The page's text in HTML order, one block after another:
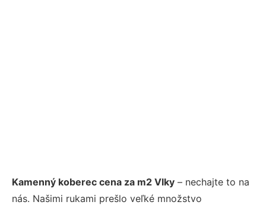
Kamenný koberec cena za m2 Vlky – nechajte to na
nás. Našimi rukami prešlo veľké množstvo